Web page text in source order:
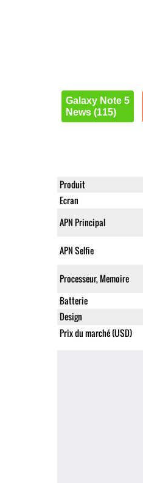
Galaxy Note 5
News (115)
Produit
Ecran
APN Principal
APN Selfie
Processeur, Memoire
Batterie
Design
Prix du marché (USD)